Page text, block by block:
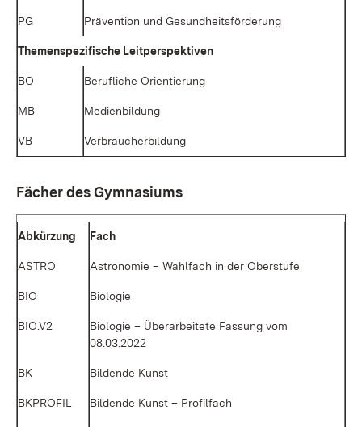
PG Prä­ven­ti­on und Ge­sund­heits­för­de­rung
The­men­spe­zi­fi­sche Leit­per­spek­ti­ven
BO Be­ruf­li­che Ori­en­tie­rung
MB Me­di­en­bil­dung
VB Ver­brau­cher­bil­dung
Fä­cher des Gym­na­si­ums
Ab­kür­zung Fach
AS­TRO As­tro­no­mie – Wahl­fach in der Ober­stu­fe
BIO Bio­lo­gie
BIO.V2
Bio­lo­gie – Über­ar­bei­te­te Fas­sung vom
08.03.2022
BK Bil­den­de Kunst
BKPROFIL Bil­den­de Kunst – Pro­fil­fach